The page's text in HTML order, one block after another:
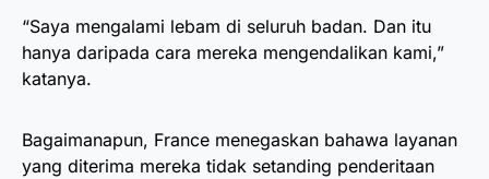
“Saya mengalami lebam di seluruh badan. Dan itu
hanya daripada cara mereka mengendalikan kami,”
katanya.
Bagaimanapun, France menegaskan bahawa layanan
yang diterima mereka tidak setanding penderitaan